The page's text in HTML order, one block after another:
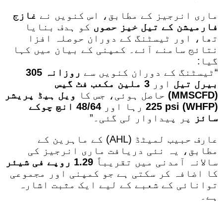
ماری انرجیز کے مطابق، اس کنویں نے غازج
فارمیشن کے تیل خیز حصوں کو ہدف بنایا
تھا، اور ٹیسٹنگ کے دوران حوصلہ افزا
نتائج سامنے آئے۔ کمپنی کے بیان میں کہا
گیا:
“ٹیسٹنگ کے دوران کنویں سے
روزانہ 305
بیرل تیل اور
3 ملین مکعب فٹ گیس
(MMSCFD)
حاصل ہوئی، جس کا
ویل ہیڈ پریشر
(WHFP)
225 psi رہا اور
48/64 انچ چوکے
سائز
پر پیداوار لی گئی۔”
عارف حبیب لمیٹڈ (AHL) کے ماہرین کے
مطابق، یہ نئی دریافت ماری انرجیز کی
سالانہ آمدنی میں تقریباً 1.29 روپے فی شیئر
کا اضافہ کر سکتی ہے جو کمپنی اور مجموعی
توانائی کے شعبے کے لیے ایک مثبت اشارہ
ہے۔